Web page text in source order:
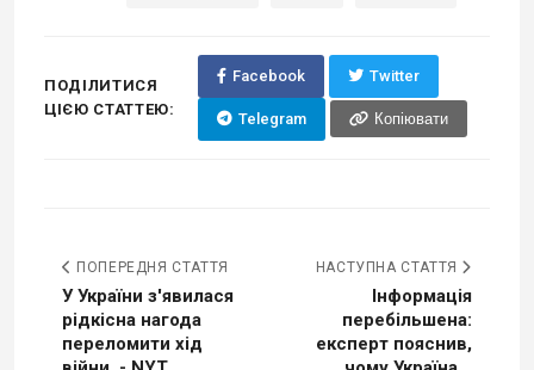
ПОДІЛИТИСЯ
ЦІЄЮ СТАТТЕЮ:
Facebook Twitter
Telegram Копіювати
ПОПЕРЕДНЯ СТАТТЯ
У України з'явилася
рідкісна нагода
переломити хід
НАСТУПНА СТАТТЯ
Інформація
перебільшена:
експерт пояснив,